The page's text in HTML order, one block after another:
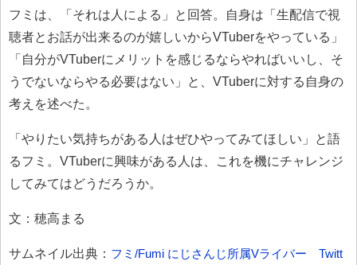
フミは、「それは人による」と回答。自身は「生配信で視
聴者とお話が出来るのが嬉しいからVTuberをやっている」
「自分がVTuberにメリットを感じるならやればいいし、そ
うでないならやる必要はない」と、VTuberに対する自身の
考えを述べた。
「やりたい気持ちがある人はぜひやってみてほしい」と語
るフミ。VTuberに興味がある人は、これを機にチャレンジ
してみてはどうだろうか。
文：穂高まる
サムネイル出典： フミ/Fumi にじさんじ所属Vライバー Twitt